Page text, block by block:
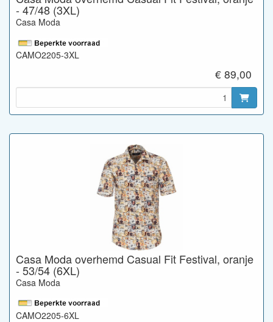
- 47/48 (3XL)
Casa Moda
CAMO2205-3XL
€ 89,00
Casa Moda overhemd Casual Fit Festival, oranje
- 53/54 (6XL)
Casa Moda
CAMO2205-6XL